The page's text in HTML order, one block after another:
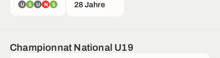
U S U N S 28 Jahre
Championnat National U19